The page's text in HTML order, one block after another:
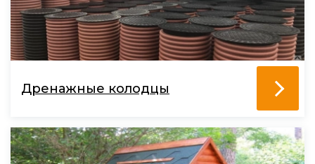
Дренажные колодцы